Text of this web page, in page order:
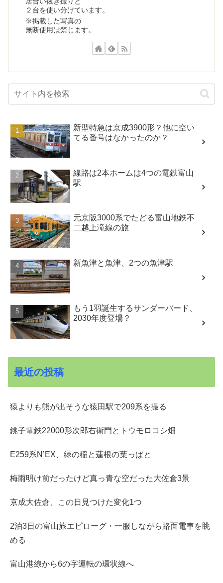
２台を使い分けています。
※掲載した写真の
無断使用は禁じます。
新型特急は京成3900形？他に空い
てる番号はなかったのか？
線路は2本ホームは4つの電鉄富山
駅
元京阪3000系でたどる富山地鉄不
二越上滝線の旅
新魚津と魚津、2つの魚津駅
もう1羽誕生するサンダーバード、
2030年度登場？
最近の投稿
猿よりも熊が出そうな猿田駅で209系を撮る
銚子電鉄22000形次郎右衛門とトウモロコシ畑
E259系N’EX、緑の稲と蓮根の葉っぱと
梅雨明け前だったけど真っ青な空だった大佐倉3景
京成大佐倉、この日見つけた変化1つ
2泊3日の富山旅エピローグ・一服しながら路面電車を眺
める
富山港線から6の字運転の環状線へ